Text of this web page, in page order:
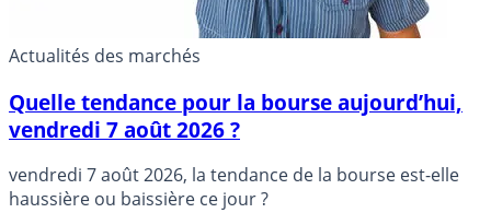
Actualités des marchés
Quelle tendance pour la bourse aujourd’hui,
vendredi 7 août 2026 ?
vendredi 7 août 2026, la tendance de la bourse est-elle
haussière ou baissière ce jour ?